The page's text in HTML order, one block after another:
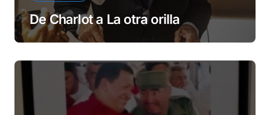
De Charlot a La otra orilla